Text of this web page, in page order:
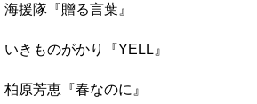
海援隊『贈る言葉』
いきものがかり『YELL』
柏原芳恵『春なのに』